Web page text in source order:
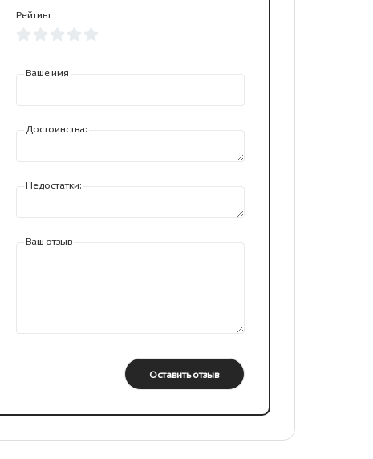
Рейтинг
Ваше имя
Достоинства:
Недостатки:
Ваш отзыв
Оставить отзыв